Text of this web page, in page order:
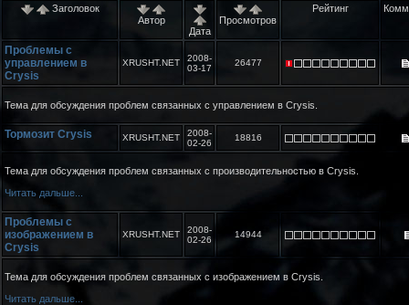
Заголовок
Автор
Дата
Просмотров
Рейтинг
Проблемы с
управлением в
Crysis
XRUSHT.NET
2008-
03-17
26477
Тема для обсуждения проблем связанных с управлением в Crysis.
Тормозит Crysis XRUSHT.NET
2008-
02-26
18816
Тема для обсуждения проблем связанных с производительностью в Crysis.
Читать дальше...
Проблемы с
изображением в
Crysis
XRUSHT.NET
2008-
02-26
14944
Тема для обсуждения проблем связанных с изображением в Crysis.
Читать дальше...